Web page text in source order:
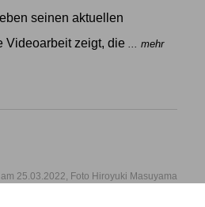
seinen aktuellen
Videoarbeit zeigt, die
... mehr
25.03.2022, Foto Hiroyuki Masuyama